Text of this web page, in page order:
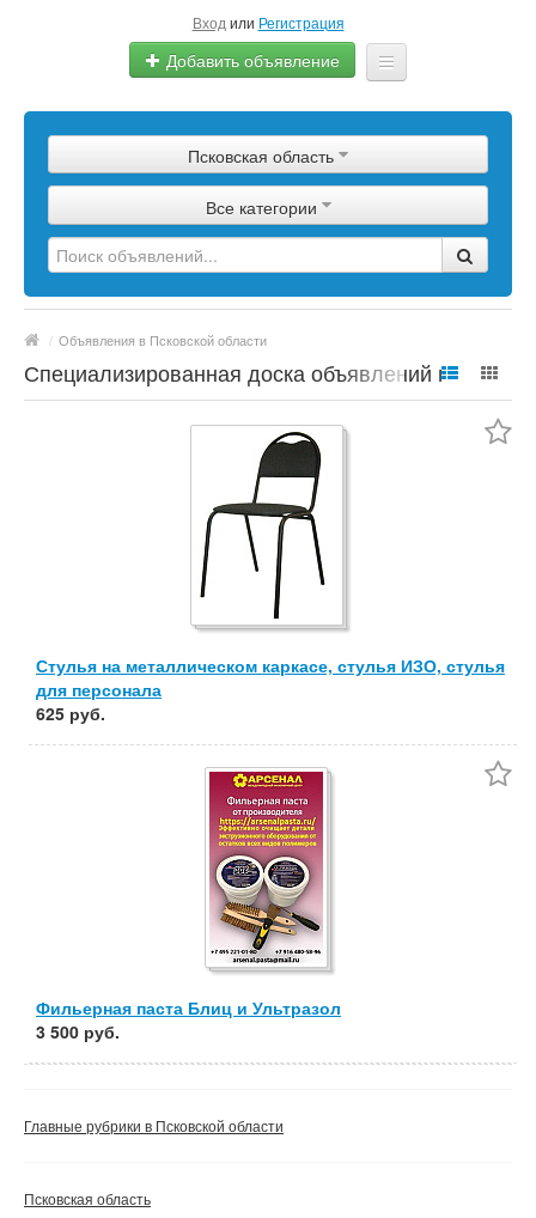
Вход или Регистрация
Добавить объявление
Сырье
Изделия
Оборудование
Еще
Псковская область
Все категории
/ Объявления в Псковской области
Специализированная доска объявлений по
Стулья на металлическом каркасе, стулья ИЗО, стулья
для персонала
625 руб.
Фильерная паста Блиц и Ультразол
3 500 руб.
Главные рубрики в Псковской области
Псковская область